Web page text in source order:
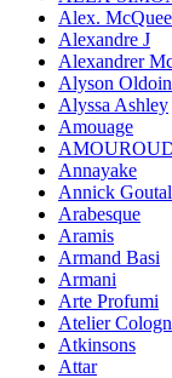
Alex.
Alexandre J
Alexandrer
Alyson
Alyssa Ashley
Amouage
Annayake
Annick Goutal
Arabesque
Aramis
Armand Basi
Armani
Arte Profumi
Atelier
Atkinsons
Attar